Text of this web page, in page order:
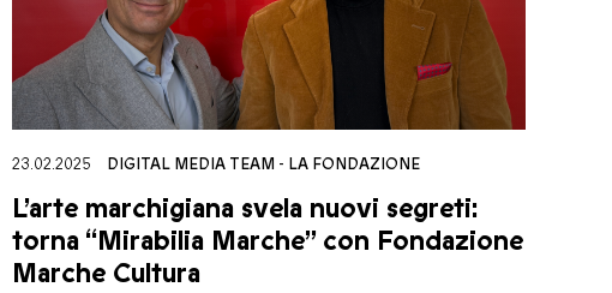
23.02.2025 DIGITAL MEDIA TEAM - LA FONDAZIONE
L’arte marchigiana svela nuovi segreti:
torna “Mirabilia Marche” con Fondazione
Marche Cultura